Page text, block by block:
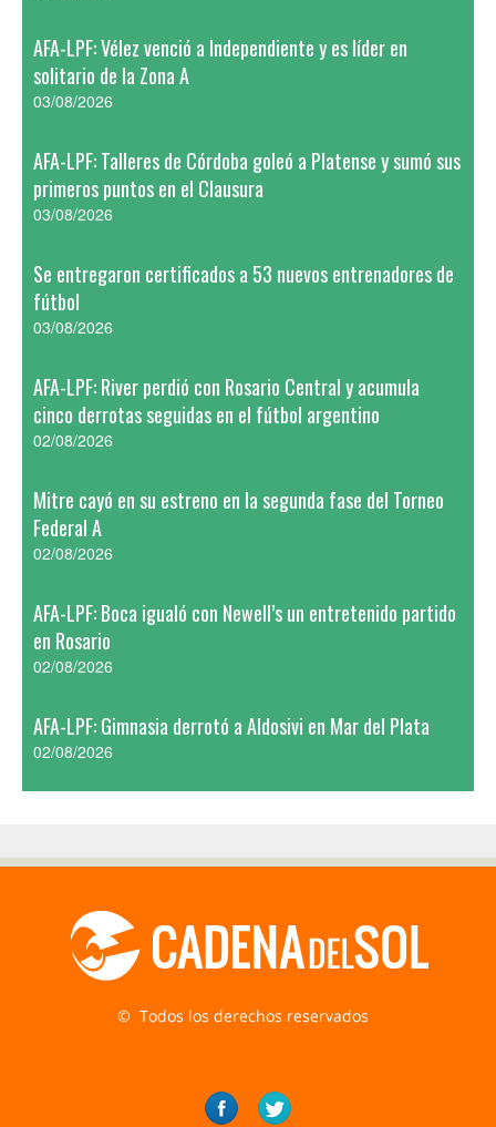
AFA-LPF: Vélez venció a Independiente y es líder en
solitario de la Zona A
03/08/2026
AFA-LPF: Talleres de Córdoba goleó a Platense y sumó sus
primeros puntos en el Clausura
03/08/2026
Se entregaron certificados a 53 nuevos entrenadores de
fútbol
03/08/2026
AFA-LPF: River perdió con Rosario Central y acumula
cinco derrotas seguidas en el fútbol argentino
02/08/2026
Mitre cayó en su estreno en la segunda fase del Torneo
Federal A
02/08/2026
AFA-LPF: Boca igualó con Newell’s un entretenido partido
en Rosario
02/08/2026
AFA-LPF: Gimnasia derrotó a Aldosivi en Mar del Plata
02/08/2026